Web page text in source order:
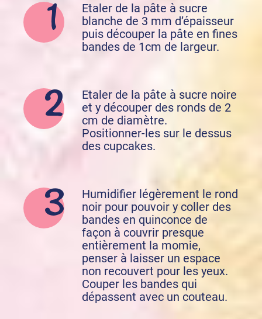
Etaler de la pâte à sucre
blanche de 3 mm d’épaisseur
puis découper la pâte en fines
bandes de 1cm de largeur.
Etaler de la pâte à sucre noire
et y découper des ronds de 2
cm de diamètre.
Positionner-les sur le dessus
des cupcakes.
Humidifier légèrement le rond
noir pour pouvoir y coller des
bandes en quinconce de
façon à couvrir presque
entièrement la momie,
penser à laisser un espace
non recouvert pour les yeux.
Couper les bandes qui
dépassent avec un couteau.